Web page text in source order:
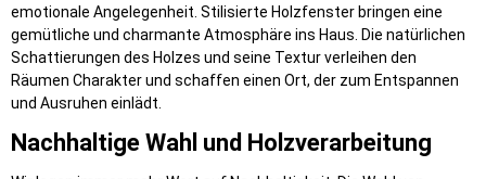
emotionale Angelegenheit. Stilisierte Holzfenster bringen eine
gemütliche und charmante Atmosphäre ins Haus. Die natürlichen
Schattierungen des Holzes und seine Textur verleihen den
Räumen Charakter und schaffen einen Ort, der zum Entspannen
und Ausruhen einlädt.
Nachhaltige Wahl und Holzverarbeitung